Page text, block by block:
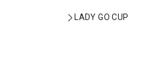
LADY GO CUP